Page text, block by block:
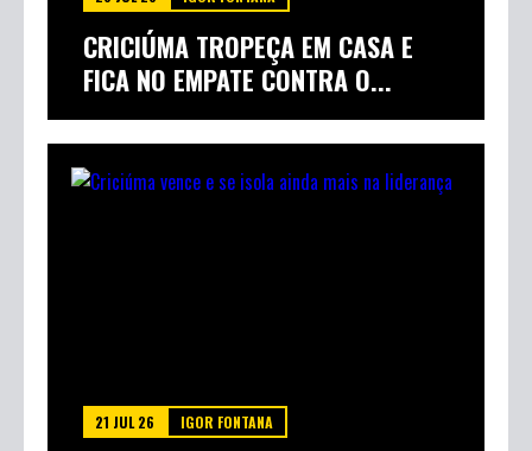
CRICIÚMA TROPEÇA EM CASA E
FICA NO EMPATE CONTRA O...
21 JUL 26 IGOR FONTANA